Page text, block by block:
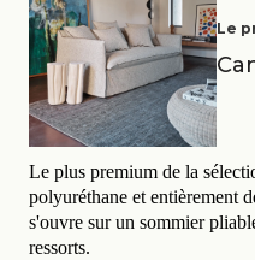
Le
Le plus premium de la
polyuréthane et entièrement
s'ouvre sur un sommier
ressorts.